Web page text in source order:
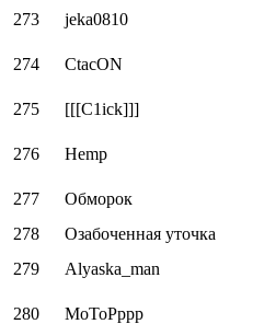
273 jeka0810
274 CtacON
275 [[[C1ick]]]
276 Hemp
277 Обморок
278
Озабоченная уточка
279
Alyaska_man
280 MoToPppp